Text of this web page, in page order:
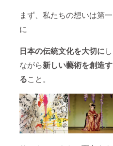
まず、私たちの想いは第一
に
日本の伝統文化を大切にし
ながら新しい藝術を創造す
ること。